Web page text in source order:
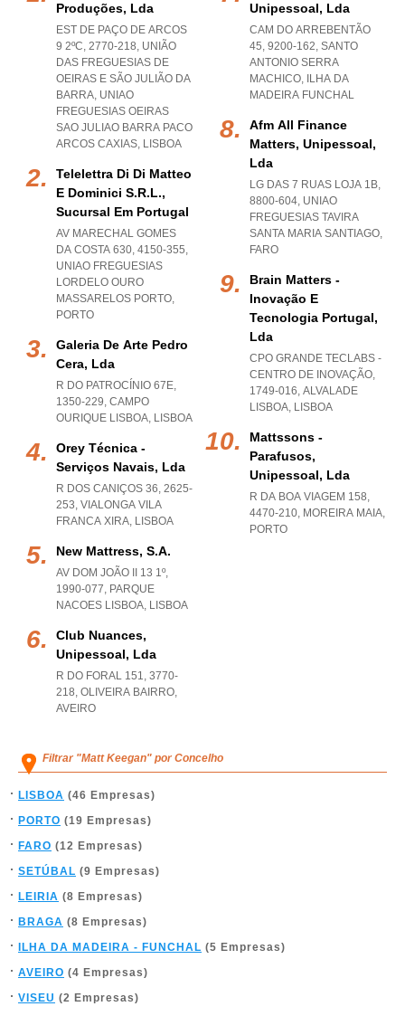
Produções, Lda
EST DE PAÇO DE ARCOS
9 2ºC, 2770-218, UNIÃO
DAS FREGUESIAS DE
OEIRAS E SÃO JULIÃO DA
BARRA, UNIAO
FREGUESIAS OEIRAS
SAO JULIAO BARRA PACO
ARCOS CAXIAS, LISBOA
Telelettra Di Di Matteo
E Dominici S.r.l.,
Sucursal Em Portugal
AV MARECHAL GOMES
DA COSTA 630, 4150-355,
UNIAO FREGUESIAS
LORDELO OURO
MASSARELOS PORTO,
PORTO
Galeria De Arte Pedro
Cera, Lda
R DO PATROCÍNIO 67E,
1350-229, CAMPO
OURIQUE LISBOA, LISBOA
Orey Técnica -
Serviços Navais, Lda
R DOS CANIÇOS 36, 2625-
253, VIALONGA VILA
FRANCA XIRA, LISBOA
New Mattress, S.a.
AV DOM JOÃO II 13 1º,
1990-077, PARQUE
NACOES LISBOA, LISBOA
Club Nuances,
Unipessoal, Lda
R DO FORAL 151, 3770-
218, OLIVEIRA BAIRRO,
AVEIRO
Unipessoal, Lda
CAM DO ARREBENTÃO
45, 9200-162, SANTO
ANTONIO SERRA
MACHICO, ILHA DA
MADEIRA FUNCHAL
Afm All Finance
Matters, Unipessoal,
Lda
LG DAS 7 RUAS LOJA 1B,
8800-604, UNIAO
FREGUESIAS TAVIRA
SANTA MARIA SANTIAGO,
FARO
Brain Matters -
Inovação E
Tecnologia Portugal,
Lda
CPO GRANDE TECLABS -
CENTRO DE INOVAÇÃO,
1749-016, ALVALADE
LISBOA, LISBOA
Mattssons -
Parafusos,
Unipessoal, Lda
R DA BOA VIAGEM 158,
4470-210, MOREIRA MAIA,
PORTO
Filtrar "Matt Keegan" por Concelho
LISBOA (46 Empresas)
PORTO (19 Empresas)
FARO (12 Empresas)
SETÚBAL (9 Empresas)
LEIRIA (8 Empresas)
BRAGA (8 Empresas)
ILHA DA MADEIRA - FUNCHAL (5 Empresas)
AVEIRO (4 Empresas)
VISEU (2 Empresas)